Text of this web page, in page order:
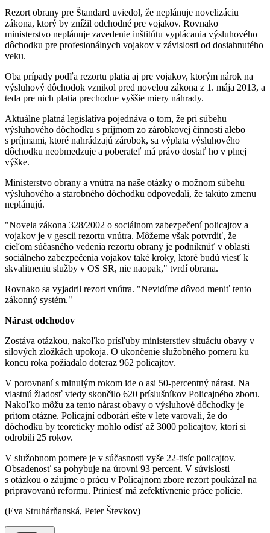
Rezort obrany pre Štandard uviedol, že neplánuje novelizáciu
zákona, ktorý by znížil odchodné pre vojakov. Rovnako
ministerstvo neplánuje zavedenie inštitútu vyplácania výsluhového
dôchodku pre profesionálnych vojakov v závislosti od dosiahnutého
veku.
Oba prípady podľa rezortu platia aj pre vojakov, ktorým nárok na
výsluhový dôchodok vznikol pred novelou zákona z 1. mája 2013, a
teda pre nich platia prechodne vyššie miery náhrady.
Aktuálne platná legislatíva pojednáva o tom, že pri súbehu
výsluhového dôchodku s príjmom zo zárobkovej činnosti alebo
s príjmami, ktoré nahrádzajú zárobok, sa výplata výsluhového
dôchodku neobmedzuje a poberateľ má právo dostať ho v plnej
výške.
Ministerstvo obrany a vnútra na naše otázky o možnom súbehu
výsluhového a starobného dôchodku odpovedali, že takúto zmenu
neplánujú.
"Novela zákona 328/2002 o sociálnom zabezpečení policajtov a
vojakov je v gescii rezortu vnútra. Môžeme však potvrdiť, že
cieľom súčasného vedenia rezortu obrany je podniknúť v oblasti
sociálneho zabezpečenia vojakov také kroky, ktoré budú viesť k
skvalitneniu služby v OS SR, nie naopak," tvrdí obrana.
Rovnako sa vyjadril rezort vnútra. "Nevidíme dôvod meniť tento
zákonný systém."
Nárast odchodov
Zostáva otázkou, nakoľko prísľuby ministerstiev situáciu obavy v
silových zložkách upokoja. O ukončenie služobného pomeru ku
koncu roka požiadalo doteraz 962 policajtov.
V porovnaní s minulým rokom ide o asi 50-percentný nárast. Na
vlastnú žiadosť vtedy skončilo 620 príslušníkov Policajného zboru.
Nakoľko môžu za tento nárast obavy o výsluhové dôchodky je
pritom otázne. Policajní odborári ešte v lete varovali, že do
dôchodku by teoreticky mohlo odísť až 3000 policajtov, ktorí si
odrobili 25 rokov.
V služobnom pomere je v súčasnosti vyše 22-tisíc policajtov.
Obsadenosť sa pohybuje na úrovni 93 percent. V súvislosti
s otázkou o záujme o prácu v Policajnom zbore rezort poukázal na
pripravovanú reformu. Priniesť má zefektívnenie práce polície.
(Eva Struhárňanská, Peter Števkov)